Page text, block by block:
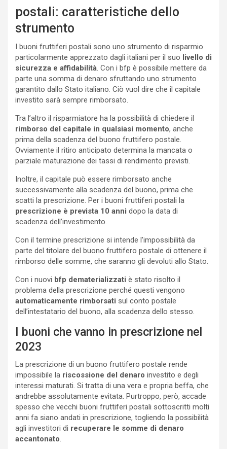
postali: caratteristiche dello
strumento
I buoni fruttiferi postali sono uno strumento di risparmio
particolarmente apprezzato dagli italiani per il suo livello di
sicurezza e affidabilità . Con i bfp è possibile mettere da
parte una somma di denaro sfruttando uno strumento
garantito dallo Stato italiano. Ciò vuol dire che il capitale
investito sarà sempre rimborsato.
Tra l’altro il risparmiatore ha la possibilità di chiedere il
rimborso del capitale in qualsiasi momento, anche
prima della scadenza del buono fruttifero postale.
Ovviamente il ritiro anticipato determina la mancata o
parziale maturazione dei tassi di rendimento previsti.
Inoltre, il capitale può essere rimborsato anche
successivamente alla scadenza del buono, prima che
scatti la prescrizione. Per i buoni fruttiferi postali la
prescrizione è prevista 10 anni dopo la data di
scadenza dell’investimento.
Con il termine prescrizione si intende l’impossibilità da
parte del titolare del buono fruttifero postale di ottenere il
rimborso delle somme, che saranno gli devoluti allo Stato.
Con i nuovi bfp dematerializzati è stato risolto il
problema della prescrizione perché questi vengono
automaticamente rimborsati sul conto postale
dell’intestatario del buono, alla scadenza dello stesso.
I buoni che vanno in prescrizione nel
2023
La prescrizione di un buono fruttifero postale rende
impossibile la riscossione del denaro investito e degli
interessi maturati. Si tratta di una vera e propria beffa, che
andrebbe assolutamente evitata. Purtroppo, però, accade
spesso che vecchi buoni fruttiferi postali sottoscritti molti
anni fa siano andati in prescrizione, togliendo la possibilità
agli investitori di recuperare le somme di denaro
accantonato